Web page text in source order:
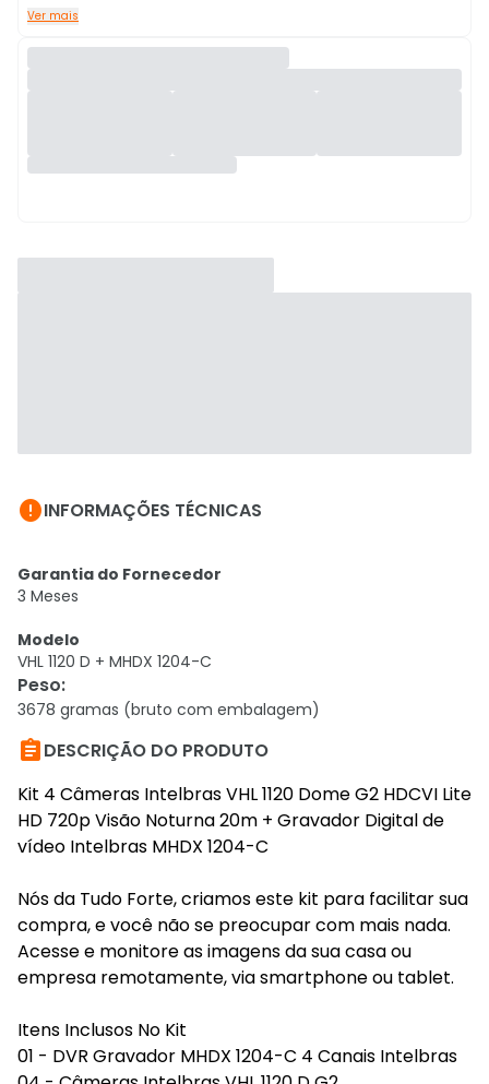
Ver mais
INFORMAÇÕES TÉCNICAS
Garantia do Fornecedor
3 Meses
Modelo
VHL 1120 D + MHDX 1204-C
Peso:
3678 gramas (bruto com embalagem)
DESCRIÇÃO DO PRODUTO
Kit 4 Câmeras Intelbras VHL 1120 Dome G2 HDCVI Lite
HD 720p Visão Noturna 20m + Gravador Digital de
vídeo Intelbras MHDX 1204-C
Nós da Tudo Forte, criamos este kit para facilitar sua
compra, e você não se preocupar com mais nada.
Acesse e monitore as imagens da sua casa ou
empresa remotamente, via smartphone ou tablet.
Itens Inclusos No Kit
01 - DVR Gravador MHDX 1204-C 4 Canais Intelbras